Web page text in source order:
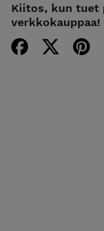
Kiitos, kun tuet
verkkokauppaa!